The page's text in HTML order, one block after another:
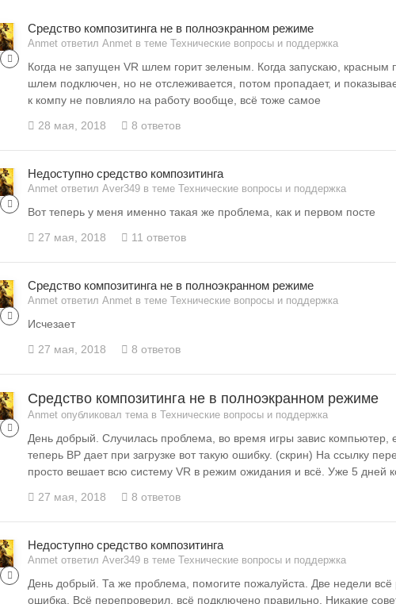
Средство композитинга не в полноэкранном режиме
Anmet ответил Anmet в темеТехнические вопросы и поддержка
Когда не запущен VR шлем горит зеленым. Когда запускаю,
шлем подключен, но не отслеживается, потом пропадает, и
к компу не повлияло на работу вообще, всё тоже самое
28 мая, 2018
8 ответов
Недоступно средство композитинга
Anmet ответил Aver349 в темеТехнические вопросы и поддержка
Вот теперь у меня именно такая же проблема, как и первом посте
27 мая, 2018
11 ответов
Средство композитинга не в полноэкранном режиме
Anmet ответил Anmet в темеТехнические вопросы и поддержка
Исчезает
27 мая, 2018
8 ответов
Средство композитинга не в полноэкранном режиме
Anmet опубликовал тема вТехнические вопросы и поддержка
День добрый. Случилась проблема, во время игры завис компьютер,
теперь ВР дает при загрузке вот такую ошибку. (скрин) На ссылку
просто вешает всю систему VR в режим ожидания и всё. Уже 5 дней
27 мая, 2018
8 ответов
Недоступно средство композитинга
Anmet ответил Aver349 в темеТехнические вопросы и поддержка
День добрый. Та же проблема, помогите пожалуйста. Две недели всё
ошибка. Всё перепроверил, всё подключено правильно. Никакие